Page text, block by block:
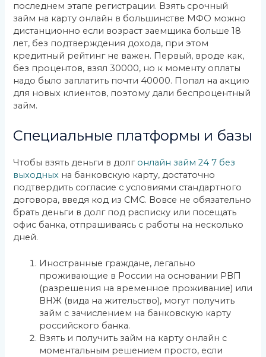
последнем этапе регистрации. Взять срочный
займ на карту онлайн в большинстве МФО можно
дистанционно если возраст заемщика больше 18
лет, без подтверждения дохода, при этом
кредитный рейтинг не важен. Первый, вроде как,
без процентов, взял 30000, но к моменту оплаты
надо было заплатить почти 40000. Попал на акцию
для новых клиентов, поэтому дали беспроцентный
займ.
Специальные платформы и базы
Чтобы взять деньги в долг онлайн займ 24 7 без
выходных на банковскую карту, достаточно
подтвердить согласие с условиями стандартного
договора, введя код из СМС. Вовсе не обязательно
брать деньги в долг под расписку или посещать
офис банка, отпрашиваясь с работы на несколько
дней.
Иностранные граждане, легально
проживающие в России на основании РВП
(разрешения на временное проживание) или
ВНЖ (вида на жительство), могут получить
займ с зачислением на банковскую карту
российского банка.
Взять и получить займ на карту онлайн с
моментальным решением просто, если